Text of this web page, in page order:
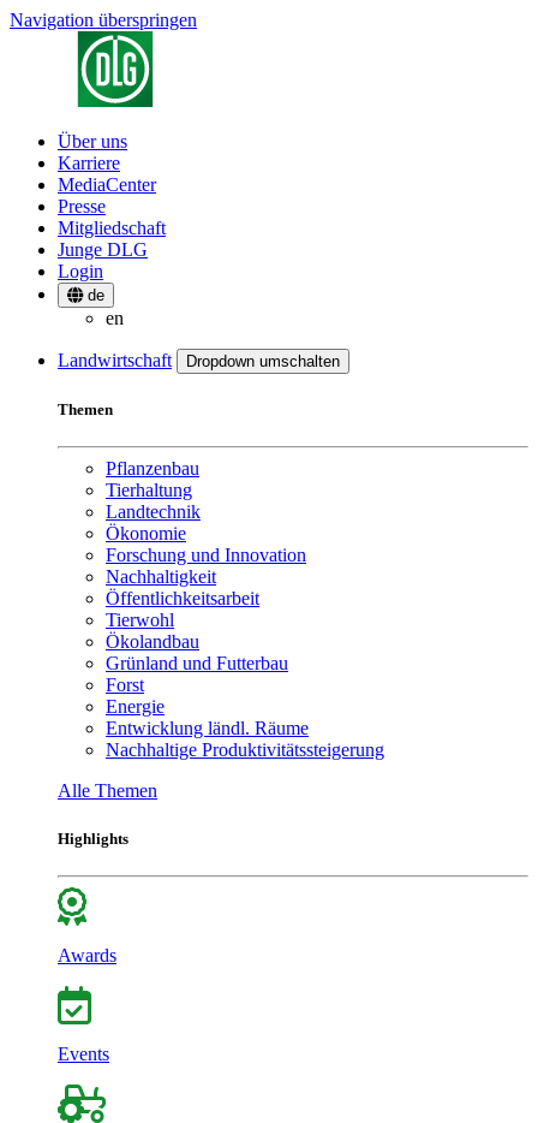
Navigation überspringen
Über uns
Karriere
MediaCenter
Presse
Mitgliedschaft
Junge DLG
Login
de
en
Landwirtschaft Dropdown umschalten
Themen
Pflanzenbau
Tierhaltung
Landtechnik
Ökonomie
Forschung und Innovation
Nachhaltigkeit
Öffentlichkeitsarbeit
Tierwohl
Ökolandbau
Grünland und Futterbau
Forst
Energie
Entwicklung ländl. Räume
Nachhaltige Produktivitätssteigerung
Alle Themen
Highlights
Awards
Events